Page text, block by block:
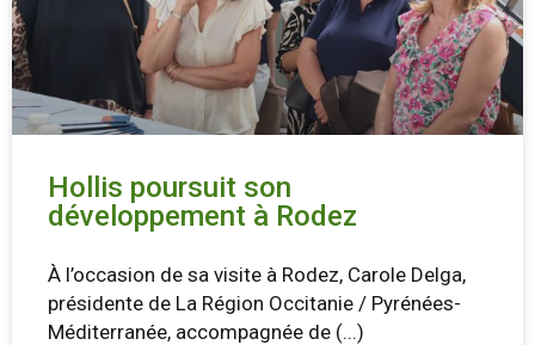
Hollis poursuit son
développement à Rodez
À l’occasion de sa visite à Rodez, Carole Delga,
présidente de La Région Occitanie / Pyrénées-
Méditerranée, accompagnée de (...)